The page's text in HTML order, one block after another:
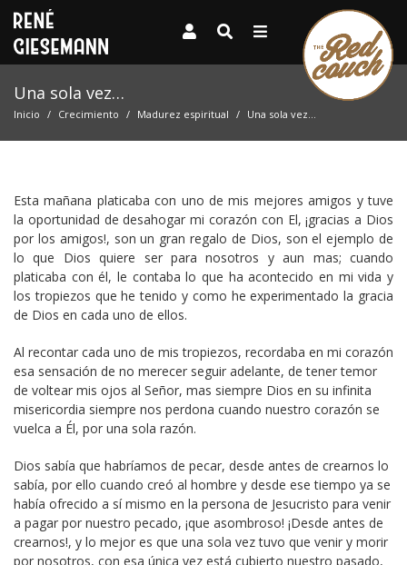
Una sola vez…
Inicio Crecimiento Madurez espiritual Una sola vez…
Esta mañana platicaba con uno de mis mejores amigos y tuve
la oportunidad de desahogar mi corazón con El, ¡gracias a Dios
por los amigos!, son un gran regalo de Dios, son el ejemplo de
lo que Dios quiere ser para nosotros y aun mas; cuando
platicaba con él, le contaba lo que ha acontecido en mi vida y
los tropiezos que he tenido y como he experimentado la gracia
de Dios en cada uno de ellos.
Al recontar cada uno de mis tropiezos, recordaba en mi corazón
esa sensación de no merecer seguir adelante, de tener temor
de voltear mis ojos al Señor, mas siempre Dios en su infinita
misericordia siempre nos perdona cuando nuestro corazón se
vuelca a Él, por una sola razón.
Dios sabía que habríamos de pecar, desde antes de crearnos lo
sabía, por ello cuando creó al hombre y desde ese tiempo ya se
había ofrecido a sí mismo en la persona de Jesucristo para venir
a pagar por nuestro pecado, ¡que asombroso! ¡Desde antes de
crearnos!, y lo mejor es que una sola vez tuvo que venir y morir
por nosotros, con esa única vez está cubierto nuestro pasado,